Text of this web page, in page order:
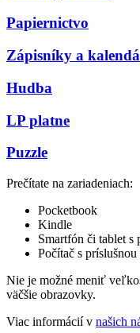
Papiernictvo
Zápisníky a
Hudba
LP platne
Puzzle
Prečítate na zariadeniach:
Pocketbook
Kindle
Smartfón či tablet s
Počítač s
Nie je možné meniť
väčšie obrazovky.
Viac informácií v našich